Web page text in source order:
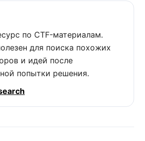
по CTF-материалам.
для поиска похожих
и идей после
попытки решения.